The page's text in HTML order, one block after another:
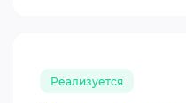
Реализуется